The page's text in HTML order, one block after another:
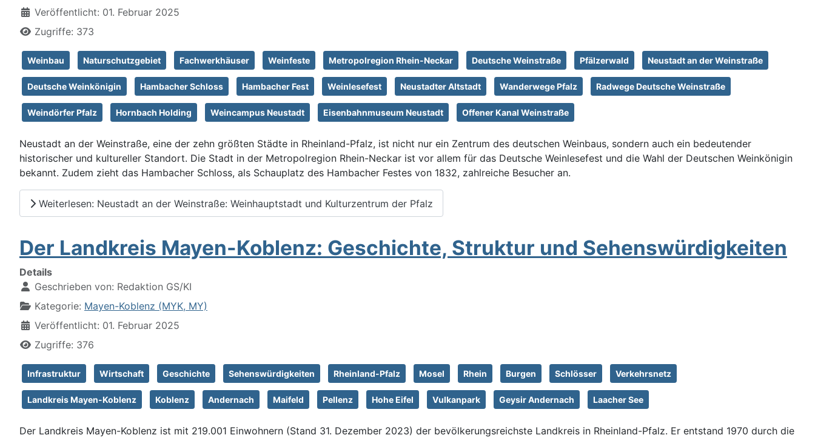
Veröffentlicht: 01. Februar 2025
Zugriffe: 373
Weinbau Naturschutzgebiet Fachwerkhäuser Weinfeste Metropolregion Rhein-Neckar Deutsche Weinstraße Pfälzerwald Neustadt an der Weinstraße
Deutsche Weinkönigin Hambacher Schloss Hambacher Fest Weinlesefest Neustadter Altstadt Wanderwege Pfalz Radwege Deutsche Weinstraße
Weindörfer Pfalz Hornbach Holding Weincampus Neustadt Eisenbahnmuseum Neustadt Offener Kanal Weinstraße
Neustadt an der Weinstraße, eine der zehn größten Städte in Rheinland-Pfalz, ist nicht nur ein Zentrum des deutschen Weinbaus, sondern auch ein bedeutender
historischer und kultureller Standort. Die Stadt in der Metropolregion Rhein-Neckar ist vor allem für das Deutsche Weinlesefest und die Wahl der Deutschen Weinkönigin
bekannt. Zudem zieht das Hambacher Schloss, als Schauplatz des Hambacher Festes von 1832, zahlreiche Besucher an.
Weiterlesen: Neustadt an der Weinstraße: Weinhauptstadt und Kulturzentrum der Pfalz
Der Landkreis Mayen-Koblenz: Geschichte, Struktur und Sehenswürdigkeiten
Details
Geschrieben von: Redaktion GS/KI
Kategorie: Mayen-Koblenz (MYK, MY)
Veröffentlicht: 01. Februar 2025
Zugriffe: 376
Infrastruktur Wirtschaft Geschichte Sehenswürdigkeiten Rheinland-Pfalz Mosel Rhein Burgen Schlösser Verkehrsnetz
Landkreis Mayen-Koblenz Koblenz Andernach Maifeld Pellenz Hohe Eifel Vulkanpark Geysir Andernach Laacher See
Der Landkreis Mayen-Koblenz ist mit 219.001 Einwohnern (Stand 31. Dezember 2023) der bevölkerungsreichste Landkreis in Rheinland-Pfalz. Er entstand 1970 durch die